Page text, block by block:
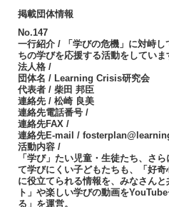
掲載団体情報
No.147
一行紹介 / 「学びの危機」に対峙
ちの学びを応援する活動をしていま
法人格 /
団体名 / Learning Crisis研究会
代表者 / 柴田 邦臣
連絡先 / 松崎 良美
連絡先電話番号 /
連絡先FAX /
連絡先E-mail /
活動内容 /
「学び」たい児童・生徒たち、さ
て学びにくい子どもたちも、「好奇
に役立てられる情報を、みなさん
ト」や楽しい学びの動画を
る」を運営。